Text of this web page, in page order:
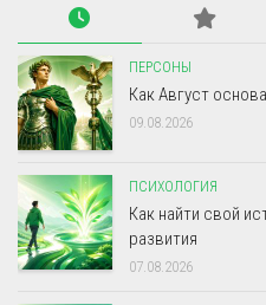
ПЕРСОНЫ
Как Август
09.08.2026
ПСИХОЛОГИЯ
Как найти свой
развития
07.08.2026